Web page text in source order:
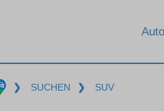
❯ SUCHEN ❯ SUV